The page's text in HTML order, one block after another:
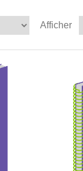
Afficher